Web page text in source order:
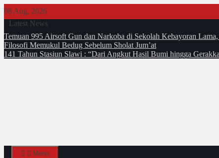
Skip
to
content
08 Aug, 2026
Latest News
Temuan 995 Airsoft Gun dan Narkoba di Sekolah Kebayoran
Filosofi Memukul Bedug Sebelum Sholat Jum’at
141 Tahun Stasiun Slawi : “Dari Angkut Hasil Bumi hingga
Menu